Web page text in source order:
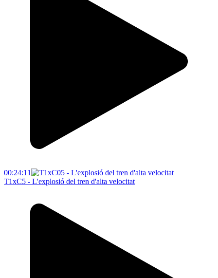
00:24:11
T1xC5 - L'explosió del tren d'alta velocitat